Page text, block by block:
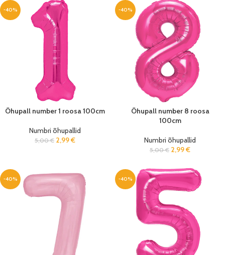
-40%
Õhupall number 1 roosa 100cm
Numbri õhupallid
5,00€ 2,99€
-40%
Õhupall number 8 roosa
100cm
Numbri õhupallid
5,00€ 2,99€
-40% -40%